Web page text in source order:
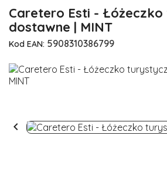
Caretero Esti -
dostawne | MINT
Kod EAN: 5908310386799
